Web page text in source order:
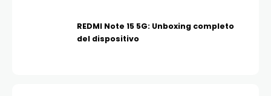
REDMI Note 15 5G: Unboxing completo
del dispositivo